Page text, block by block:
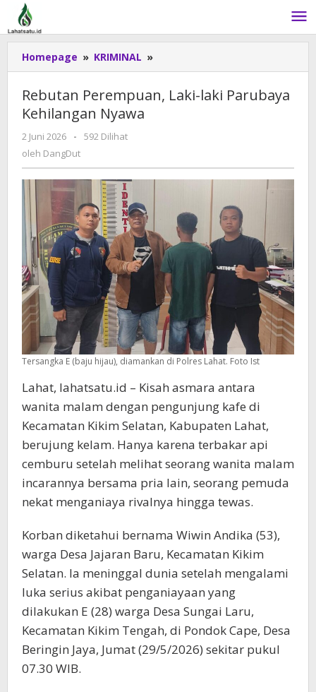
Lewati
konten
Homepage » KRIMINAL »
Perempuan,
laki
Rebutan Perempuan, Laki-laki Parubaya
Kehilangan Nyawa
2 Juni 2026
oleh
DangDut
-
592 Dilihat
oleh DangDut
Tersangka E (baju hijau), diamankan di Polres Lahat. Foto Ist
Lahat, lahatsatu.id – Kisah asmara antara
wanita malam dengan pengunjung kafe di
Kecamatan Kikim Selatan, Kabupaten Lahat,
berujung kelam. Hanya karena terbakar api
cemburu setelah melihat seorang wanita malam
incarannya bersama pria lain, seorang pemuda
nekat menganiaya rivalnya hingga tewas.
Korban diketahui bernama Wiwin Andika (53),
warga Desa Jajaran Baru, Kecamatan Kikim
Selatan. Ia meninggal dunia setelah mengalami
luka serius akibat penganiayaan yang
dilakukan E (28) warga Desa Sungai Laru,
Kecamatan Kikim Tengah, di Pondok Cape, Desa
Beringin Jaya, Jumat (29/5/2026) sekitar pukul
07.30 WIB.